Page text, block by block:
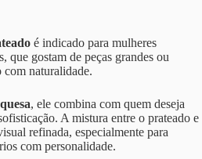
é indicado para mulheres
que gostam de peças grandes ou
com naturalidade.
, ele combina com quem deseja
A mistura entre o prateado e
refinada, especialmente para
com personalidade.